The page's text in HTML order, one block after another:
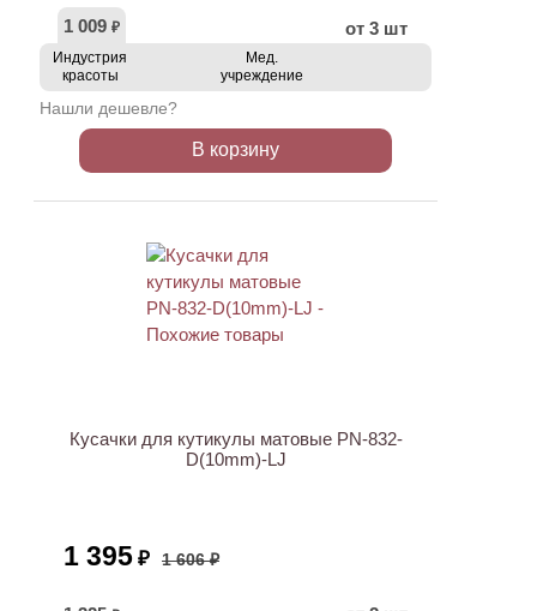
1 009 ₽ от 3 шт
Индустрия
красоты
Мед.
учреждение
Нашли дешевле?
В корзину
Кусачки для кутикулы матовые PN-832-
D(10mm)-LJ
1 395 ₽ 1 606 ₽